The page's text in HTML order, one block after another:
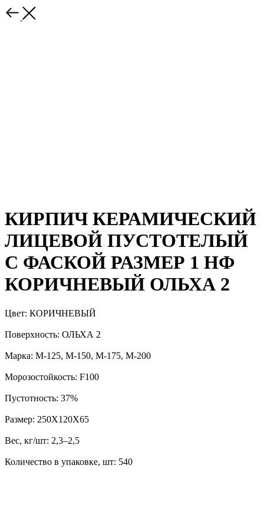
КИРПИЧ КЕРАМИЧЕСКИЙ
ЛИЦЕВОЙ ПУСТОТЕЛЫЙ
С ФАСКОЙ РАЗМЕР 1 НФ
КОРИЧНЕВЫЙ ОЛЬХА 2
Цвет: КОРИЧНЕВЫЙ
Поверхность: ОЛЬХА 2
Марка: М-125, М-150, М-175, М-200
Морозостойкость: F100
Пустотность: 37%
Размер: 250Х120Х65
Вес, кг/шт: 2,3–2,5
Количество в упаковке, шт: 540